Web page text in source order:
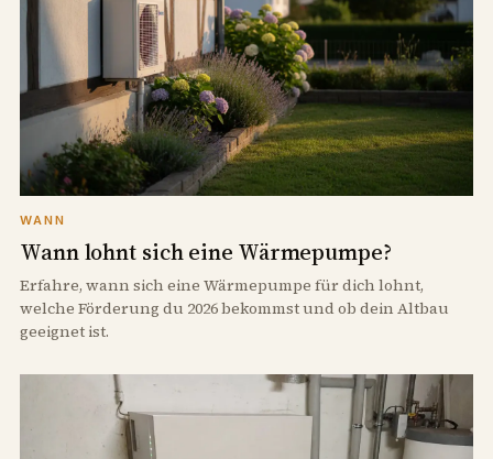
WANN
Wann lohnt sich eine Wärmepumpe?
Erfahre, wann sich eine Wärmepumpe für dich lohnt,
welche Förderung du 2026 bekommst und ob dein Altbau
geeignet ist.